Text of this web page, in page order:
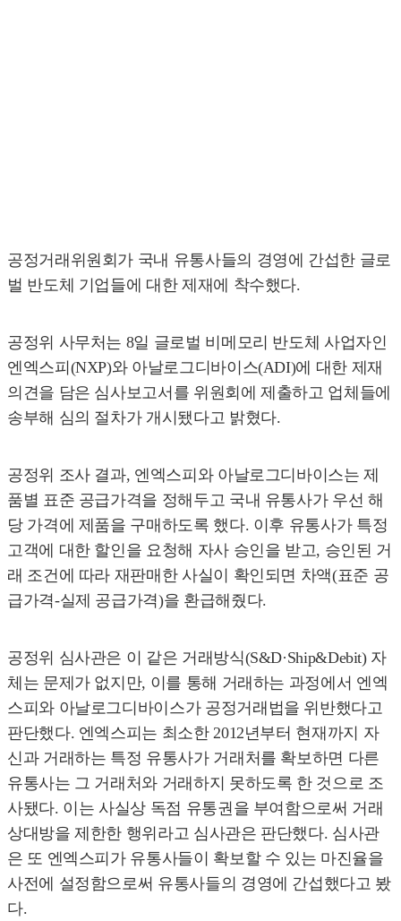
공정거래위원회가 국내 유통사들의 경영에 간섭한 글로
벌 반도체 기업들에 대한 제재에 착수했다.
공정위 사무처는 8일 글로벌 비메모리 반도체 사업자인
엔엑스피(NXP)와 아날로그디바이스(ADI)에 대한 제재
의견을 담은 심사보고서를 위원회에 제출하고 업체들에
송부해 심의 절차가 개시됐다고 밝혔다.
공정위 조사 결과, 엔엑스피와 아날로그디바이스는 제
품별 표준 공급가격을 정해두고 국내 유통사가 우선 해
당 가격에 제품을 구매하도록 했다. 이후 유통사가 특정
고객에 대한 할인을 요청해 자사 승인을 받고, 승인된 거
래 조건에 따라 재판매한 사실이 확인되면 차액(표준 공
급가격-실제 공급가격)을 환급해줬다.
공정위 심사관은 이 같은 거래방식(S&D·Ship&Debit) 자
체는 문제가 없지만, 이를 통해 거래하는 과정에서 엔엑
스피와 아날로그디바이스가 공정거래법을 위반했다고
판단했다. 엔엑스피는 최소한 2012년부터 현재까지 자
신과 거래하는 특정 유통사가 거래처를 확보하면 다른
유통사는 그 거래처와 거래하지 못하도록 한 것으로 조
사됐다. 이는 사실상 독점 유통권을 부여함으로써 거래
상대방을 제한한 행위라고 심사관은 판단했다. 심사관
은 또 엔엑스피가 유통사들이 확보할 수 있는 마진율을
사전에 설정함으로써 유통사들의 경영에 간섭했다고 봤
다.